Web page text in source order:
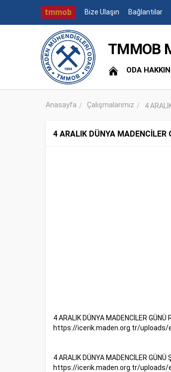
tmmob Bize Ulaşın Bağlantılar
TMMOB
ODA
Anasayfa Çalışmalarımız 4
4 ARALIK DÜNYA MADENCİLER
4 ARALIK DÜNYA MADENCİLER
https://icerik.maden.org.tr/
4 ARALIK DÜNYA MADENCİLER
https://icerik.maden.org.tr/